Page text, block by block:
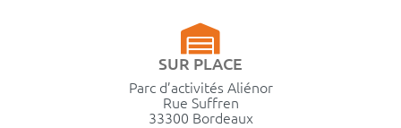
SUR PLACE
Parc d’activités Aliénor
Rue Suffren
33300 Bordeaux